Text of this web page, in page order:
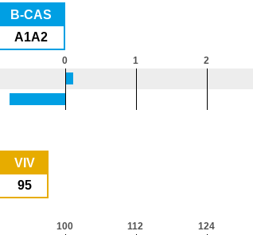
B-CAS
A1A2
0 1 2
VIV
95
100 112 124